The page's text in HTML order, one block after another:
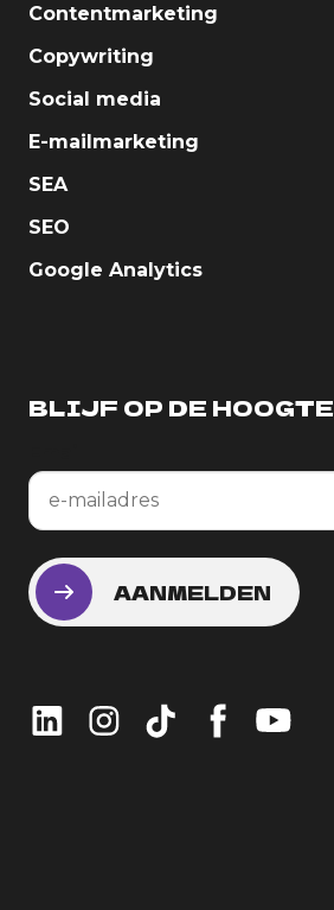
Contentmarketing
Copywriting
Social media
E-mailmarketing
SEA
SEO
Google Analytics
BLIJF OP DE HOOGTE